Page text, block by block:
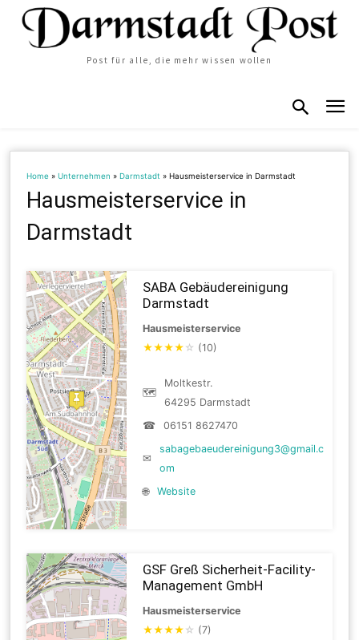
Post für alle, die mehr wissen wollen
Home »Unternehmen »Darmstadt »Hausmeisterservice in Darmstadt
Hausmeisterservice in
Darmstadt
SABA Gebäudereinigung
Darmstadt
Hausmeisterservice
★★★★ ☆ (10)
🗺
Moltkestr.
64295 Darmstadt
☎
06151 8627470
✉
sabagebaeudereinigung3@gmail.c
om
🌐
Website
GSF Greß Sicherheit-Facility-
Management GmbH
Hausmeisterservice
★★★★ ☆ (7)